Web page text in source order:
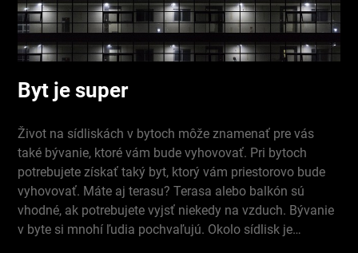
Byt je super
Život na sídliskách v bytoch môže znamenať pre vás
také bývanie, ktoré vám bude vyhovovať. Pri bytoch
potrebujete získať taký byt, ktorý vám priestorovo bude
vyhovovať. Máte aj terasu? Terasa alebo balkón sú
vhodné, ak potrebujete vyjsť niekedy na vzduch. Bývanie
v byte si mnohí ľudia pochvaľujú. Okolo sídlisk je…